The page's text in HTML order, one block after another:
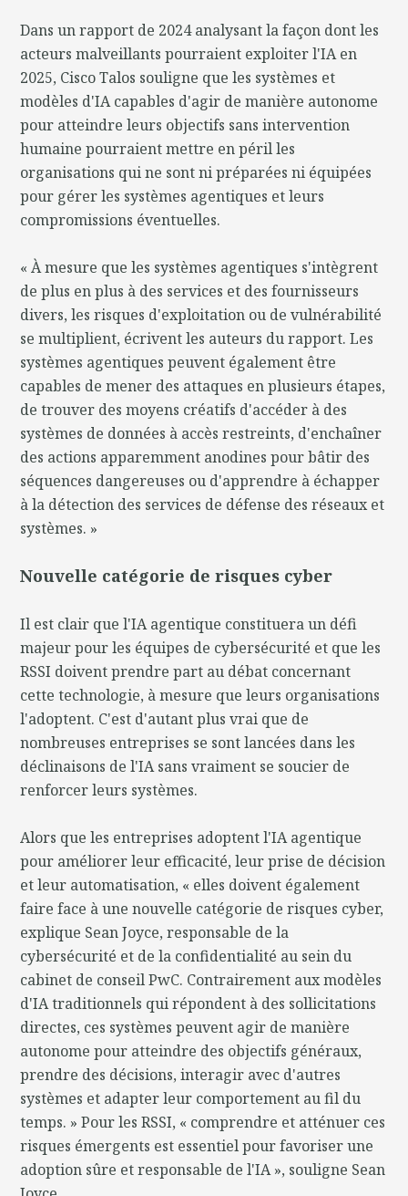
Dans un rapport de 2024 analysant la façon dont les
acteurs malveillants pourraient exploiter l'IA en
2025, Cisco Talos souligne que les systèmes et
modèles d'IA capables d'agir de manière autonome
pour atteindre leurs objectifs sans intervention
humaine pourraient mettre en péril les
organisations qui ne sont ni préparées ni équipées
pour gérer les systèmes agentiques et leurs
compromissions éventuelles.
« À mesure que les systèmes agentiques s'intègrent
de plus en plus à des services et des fournisseurs
divers, les risques d'exploitation ou de vulnérabilité
se multiplient, écrivent les auteurs du rapport. Les
systèmes agentiques peuvent également être
capables de mener des attaques en plusieurs étapes,
de trouver des moyens créatifs d'accéder à des
systèmes de données à accès restreints, d'enchaîner
des actions apparemment anodines pour bâtir des
séquences dangereuses ou d'apprendre à échapper
à la détection des services de défense des réseaux et
systèmes. »
Nouvelle catégorie de risques cyber
Il est clair que l'IA agentique constituera un défi
majeur pour les équipes de cybersécurité et que les
RSSI doivent prendre part au débat concernant
cette technologie, à mesure que leurs organisations
l'adoptent. C'est d'autant plus vrai que de
nombreuses entreprises se sont lancées dans les
déclinaisons de l'IA sans vraiment se soucier de
renforcer leurs systèmes.
Alors que les entreprises adoptent l'IA agentique
pour améliorer leur efficacité, leur prise de décision
et leur automatisation, « elles doivent également
faire face à une nouvelle catégorie de risques cyber,
explique Sean Joyce, responsable de la
cybersécurité et de la confidentialité au sein du
cabinet de conseil PwC. Contrairement aux modèles
d'IA traditionnels qui répondent à des sollicitations
directes, ces systèmes peuvent agir de manière
autonome pour atteindre des objectifs généraux,
prendre des décisions, interagir avec d'autres
systèmes et adapter leur comportement au fil du
temps. » Pour les RSSI, « comprendre et atténuer ces
risques émergents est essentiel pour favoriser une
adoption sûre et responsable de l'IA », souligne Sean